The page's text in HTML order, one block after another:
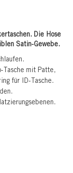
Die Hose
Satin-Gewebe.
Tasche mit Patte,
für ID-Tasche.